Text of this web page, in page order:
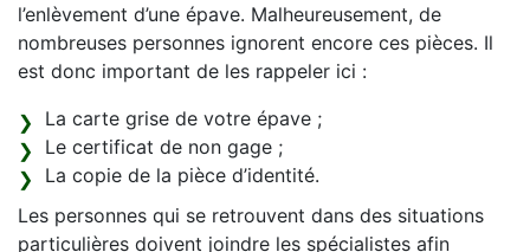
l’enlèvement d’une épave. Malheureusement, de
nombreuses personnes ignorent encore ces pièces. Il
est donc important de les rappeler ici :
La carte grise de votre épave ;
Le certificat de non gage ;
La copie de la pièce d’identité.
Les personnes qui se retrouvent dans des situations
particulières doivent joindre les spécialistes afin